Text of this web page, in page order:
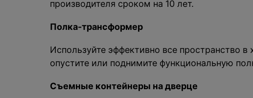
производителя сроком на 10 лет.
Полка-трансформер
Используйте эффективно все пространство
опустите или поднимите функциональную
Съемные контейнеры на дверце